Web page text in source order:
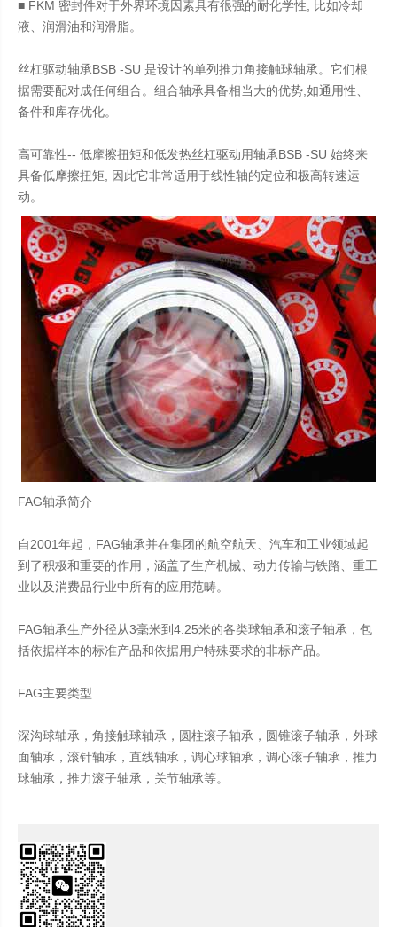
■ FKM 密封件对于外界环境因素具有很强的耐化学性, 比如冷却
液、润滑油和润滑脂。
丝杠驱动轴承BSB -SU 是设计的单列推力角接触球轴承。它们根
据需要配对成任何组合。组合轴承具备相当大的优势,如通用性、
备件和库存优化。
高可靠性-- 低摩擦扭矩和低发热丝杠驱动用轴承BSB -SU 始终来
具备低摩擦扭矩, 因此它非常适用于线性轴的定位和极高转速运
动。
FAG轴承简介
自2001年起，FAG轴承并在集团的航空航天、汽车和工业领域起
到了积极和重要的作用，涵盖了生产机械、动力传输与铁路、重工
业以及消费品行业中所有的应用范畴。
FAG轴承生产外径从3毫米到4.25米的各类球轴承和滚子轴承，包
括依据样本的标准产品和依据用户特殊要求的非标产品。
FAG主要类型
深沟球轴承，角接触球轴承，圆柱滚子轴承，圆锥滚子轴承，外球
面轴承，滚针轴承，直线轴承，调心球轴承，调心滚子轴承，推力
球轴承，推力滚子轴承，关节轴承等。